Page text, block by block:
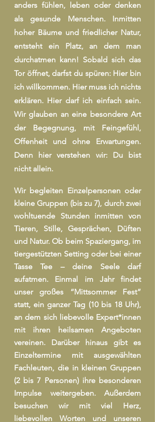
anders fühlen, leben oder denken
als gesunde Menschen. Inmitten
hoher Bäume und friedlicher Natur,
entsteht ein Platz, an dem man
durchatmen kann! Sobald sich das
Tor öffnet, darfst du spüren: Hier bin
ich willkommen. Hier muss ich nichts
erklären. Hier darf ich einfach sein.
Wir glauben an eine besondere Art
der Begegnung, mit Feingefühl,
Offenheit und ohne Erwartungen.
Denn hier verstehen wir: Du bist
nicht allein.
Wir begleiten Einzelpersonen oder
kleine Gruppen (bis zu 7), durch zwei
wohltuende Stunden inmitten von
Tieren, Stille, Gesprächen, Düften
und Natur. Ob beim Spaziergang, im
tiergestützten Setting oder bei einer
Tasse Tee – deine Seele darf
aufatmen. Einmal im Jahr findet
unser großes “Mittsommer Fest”
statt, ein ganzer Tag (10 bis 18 Uhr),
an dem sich liebevolle Expert*innen
mit ihren heilsamen Angeboten
vereinen. Darüber hinaus gibt es
Einzeltermine mit ausgewählten
Fachleuten, die in kleinen Gruppen
(2 bis 7 Personen) ihre besonderen
Impulse weitergeben. Außerdem
besuchen wir mit viel Herz,
liebevollen Worten und unseren